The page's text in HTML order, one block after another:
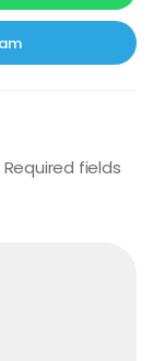
Required fields